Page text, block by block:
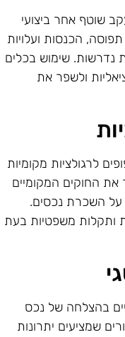
שוטף אחר ביצועי
הכנסות ועלויות
נדרשות. שימוש בכלים
ולשפר את
לרגולציות מקומיות
החוקים המקומיים
על השכרת נכסים.
ותקלות משפטיות בעת
בהצלחה של נכס
שמציעים יתרונות